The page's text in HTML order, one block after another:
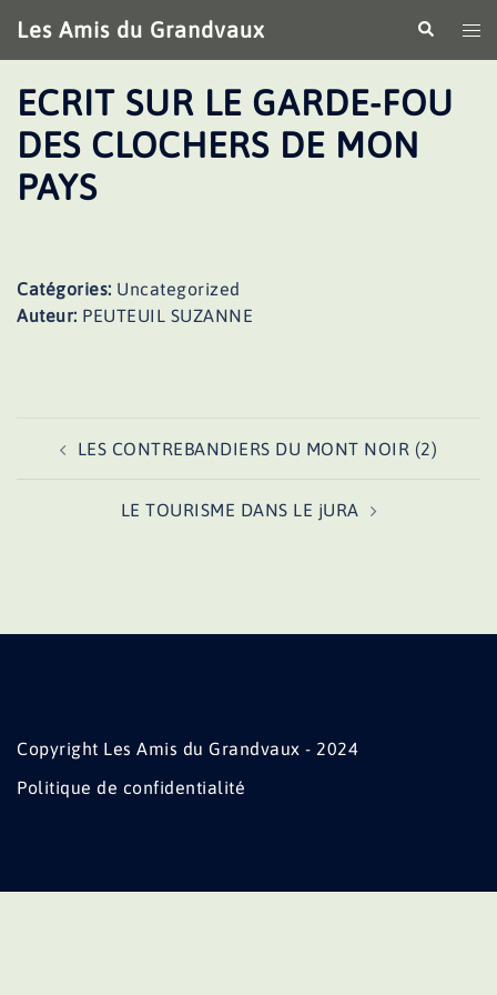
au
contenu
Les Amis du Grandvaux
le
ECRIT SUR LE GARDE-FOU
DES CLOCHERS DE MON
PAYS
Catégories: Uncategorized
Auteur: PEUTEUIL SUZANNE
d’articleLES CONTREBANDIERS DU MONT NOIR (2)
LE TOURISME DANS LE jURA
Copyright Les Amis du Grandvaux - 2024
Politique de confidentialité